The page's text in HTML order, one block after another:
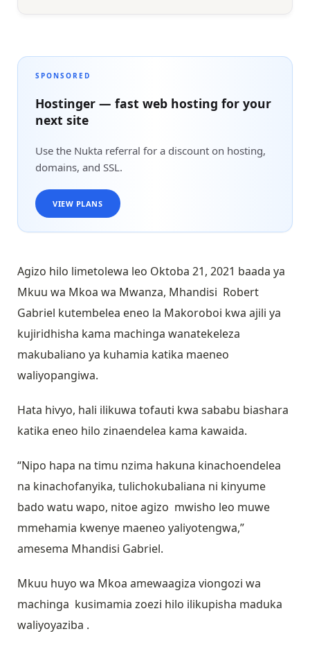
SPONSORED
Hostinger — fast web hosting for your
next site
Use the Nukta referral for a discount on hosting,
domains, and SSL.
VIEW PLANS
Agizo hilo limetolewa leo Oktoba 21, 2021 baada ya
Mkuu wa Mkoa wa Mwanza, Mhandisi Robert
Gabriel kutembelea eneo la Makoroboi kwa ajili ya
kujiridhisha kama machinga wanatekeleza
makubaliano ya kuhamia katika maeneo
waliyopangiwa.
Hata hivyo, hali ilikuwa tofauti kwa sababu biashara
katika eneo hilo zinaendelea kama kawaida.
“Nipo hapa na timu nzima hakuna kinachoendelea
na kinachofanyika, tulichokubaliana ni kinyume
bado watu wapo, nitoe agizo mwisho leo muwe
mmehamia kwenye maeneo yaliyotengwa,”
amesema Mhandisi Gabriel.
Mkuu huyo wa Mkoa amewaagiza viongozi wa
machinga kusimamia zoezi hilo ilikupisha maduka
waliyoyaziba .